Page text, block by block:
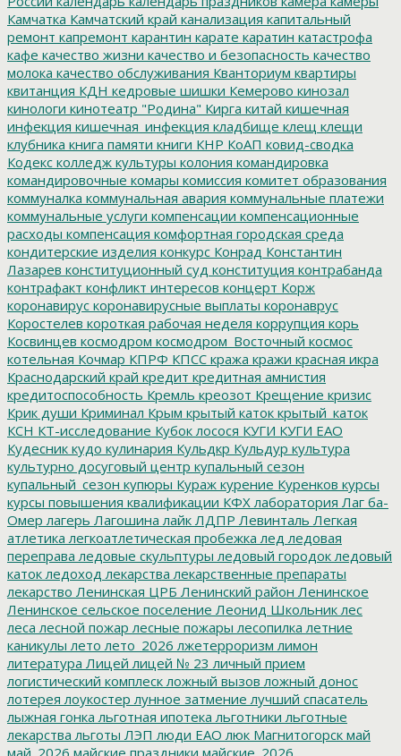
Камчатка Камчатский край канализация капитальный
ремонт капремонт карантин карате каратин катастрофа
кафе качество жизни качество и безопасность качество
молока качество обслуживания Кванториум квартиры
квитанция КДН кедровые шишки Кемерово кинозал
кинологи кинотеатр "Родина" Кирга китай кишечная
инфекция кишечная_инфекция кладбище клещ клещи
клубника книга памяти книги КНР КоАП ковид-сводка
Кодекс колледж культуры колония командировка
командировочные комары комиссия комитет образования
коммуналка коммунальная авария коммунальные платежи
коммунальные услуги компенсации компенсационные
расходы компенсация комфортная городская среда
кондитерские изделия конкурс Конрад Константин
Лазарев конституционный суд конституция контрабанда
контрафакт конфликт интересов концерт Корж
коронавирус коронавирусные выплаты коронаврус
Коростелев короткая рабочая неделя коррупция корь
Косвинцев космодром космодром_Восточный космос
котельная Кочмар КПРФ КПСС кража кражи красная икра
Краснодарский край кредит кредитная амнистия
кредитоспособность Кремль креозот Крещение кризис
Крик души Криминал Крым крытый каток крытый_каток
КСН КТ-исследование Кубок лосося КУГИ КУГИ ЕАО
Кудесник кудо кулинария Кульдкр Кульдур культура
культурно досуговый центр купальный сезон
купальный_сезон купюры Кураж курение Куренков курсы
курсы повышения квалификации КФХ лаборатория Лаг ба-
Омер лагерь Лагошина лайк ЛДПР Левинталь Легкая
атлетика легкоатлетическая пробежка лед ледовая
переправа ледовые скульптуры ледовый городок ледовый
каток ледоход лекарства лекарственные препараты
лекарство Ленинская ЦРБ Ленинский район Ленинское
Ленинское сельское поселение Леонид Школьник лес
леса лесной пожар лесные пожары лесопилка летние
каникулы лето лето_2026 лжетерроризм лимон
литература Лицей лицей № 23 личный прием
логистический комплеск ложный вызов ложный донос
лотерея лоукостер лунное затмение лучший спасатель
лыжная гонка льготная ипотека льготники льготные
лекарства льготы ЛЭП люди ЕАО люк Магнитогорск май
май_2026 майские праздники майские_2026